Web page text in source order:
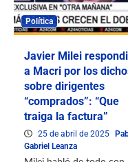
Política
Javier Milei
a Macri por los
sobre dirigentes
“comprados”: “Que
traiga la factura”
25 de abril de 2025
Gabriel Leanza